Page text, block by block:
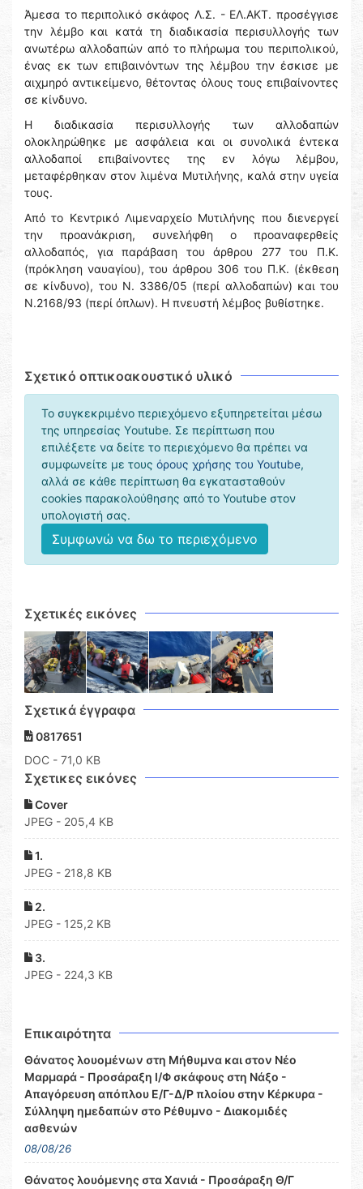
Άμεσα το περιπολικό σκάφος Λ.Σ. - ΕΛ.ΑΚΤ. προσέγγισε
την λέμβο και κατά τη διαδικασία περισυλλογής των
ανωτέρω αλλοδαπών από το πλήρωμα του περιπολικού,
ένας εκ των επιβαινόντων της λέμβου την έσκισε με
αιχμηρό αντικείμενο, θέτοντας όλους τους επιβαίνοντες
σε κίνδυνο.
Η διαδικασία περισυλλογής των αλλοδαπών
ολοκληρώθηκε με ασφάλεια και οι συνολικά έντεκα
αλλοδαποί επιβαίνοντες της εν λόγω λέμβου,
μεταφέρθηκαν στον λιμένα Μυτιλήνης, καλά στην υγεία
τους.
Από το Κεντρικό Λιμεναρχείο Μυτιλήνης που διενεργεί
την προανάκριση, συνελήφθη ο προαναφερθείς
αλλοδαπός, για παράβαση του άρθρου 277 του Π.Κ.
(πρόκληση ναυαγίου), του άρθρου 306 του Π.Κ. (έκθεση
σε κίνδυνο), του Ν. 3386/05 (περί αλλοδαπών) και του
Ν.2168/93 (περί όπλων). Η πνευστή λέμβος βυθίστηκε.
Σχετικό οπτικοακουστικό υλικό
Το συγκεκριμένο περιεχόμενο εξυπηρετείται μέσω
της υπηρεσίας Υoutube. Σε περίπτωση που
επιλέξετε να δείτε το περιεχόμενο θα πρέπει να
συμφωνείτε με τους όρους χρήσης του Youtube,
αλλά σε κάθε περίπτωση θα εγκατασταθούν
cookies παρακολούθησης από το Youtube στον
υπολογιστή σας.
Συμφωνώ να δω το περιεχόμενο
Σχετικές εικόνες
Σχετικά έγγραφα
0817651
DOC - 71,0 KB
Σχετικες εικόνες
Cover
JPEG - 205,4 KB
1.
JPEG - 218,8 KB
2.
JPEG - 125,2 KB
3.
JPEG - 224,3 KB
Επικαιρότητα
Θάνατος λουομένων στη Μήθυμνα και στον Νέο
Μαρμαρά - Προσάραξη Ι/Φ σκάφους στη Νάξο -
Απαγόρευση απόπλου Ε/Γ-Δ/Ρ πλοίου στην Κέρκυρα -
Σύλληψη ημεδαπών στο Ρέθυμνο - Διακομιδές
ασθενών
08/08/26
Θάνατος λουόμενης στα Χανιά - Προσάραξη Θ/Γ